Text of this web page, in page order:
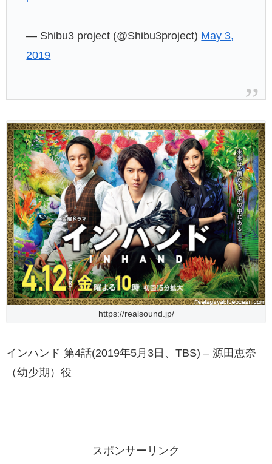
— Shibu3 project (@Shibu3project) May 3,
2019
https://realsound.jp/
インハンド 第4話(2019年5月3日、TBS) – 源田恵奈
（幼少期）役
スポンサーリンク